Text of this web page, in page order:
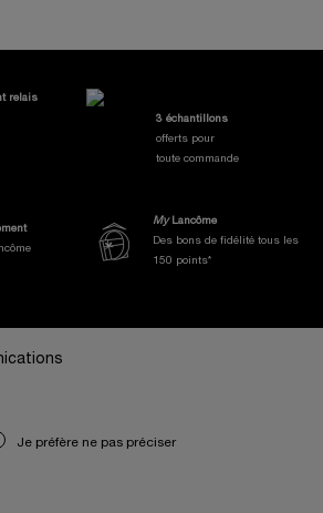
et Avantages
relais
3 échantillons
offerts pour
toute commande
MyLancôme
Des bons de fidélité tous les
150 points*
Je préfère ne pas préciser